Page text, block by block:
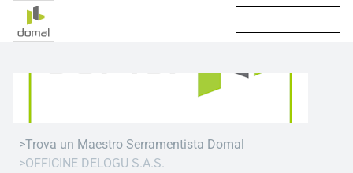
Trova un Maestro Serramentista Domal
OFFICINE DELOGU S.A.S.